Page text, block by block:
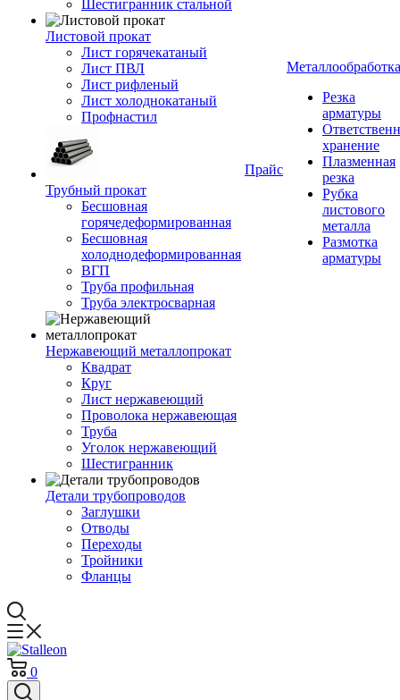
Шестигранник стальной
Листовой прокат
Лист горячекатаный
Лист ПВЛ
Лист рифленый
Лист холоднокатаный
Профнастил
Трубный прокат
Бесшовная
горячедеформированная
Бесшовная
холоднодеформированная
ВГП
Труба профильная
Труба электросварная
Нержавеющий металлопрокат
Квадрат
Круг
Лист нержавеющий
Проволока нержавеющая
Труба
Уголок нержавеющий
Шестигранник
Детали трубопроводов
Заглушки
Отводы
Переходы
Тройники
Фланцы
Прайс
Металлообработка
Резка
арматуры
хранение
Плазменная
резка
Рубка
листового
металла
Размотка
арматуры
0